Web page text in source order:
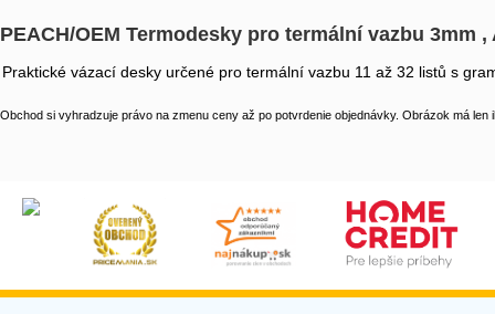
PEACH/OEM Termodesky pro termální vazbu 3mm
Praktické vázací desky určené pro termální vazbu 11 až 32 listů s
Obchod si vyhradzuje právo na zmenu ceny až po potvrdenie objednávky. Obrázok má len